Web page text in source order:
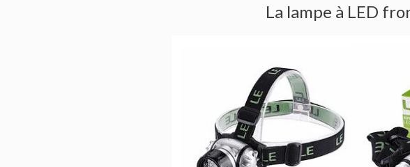
La lampe à LED